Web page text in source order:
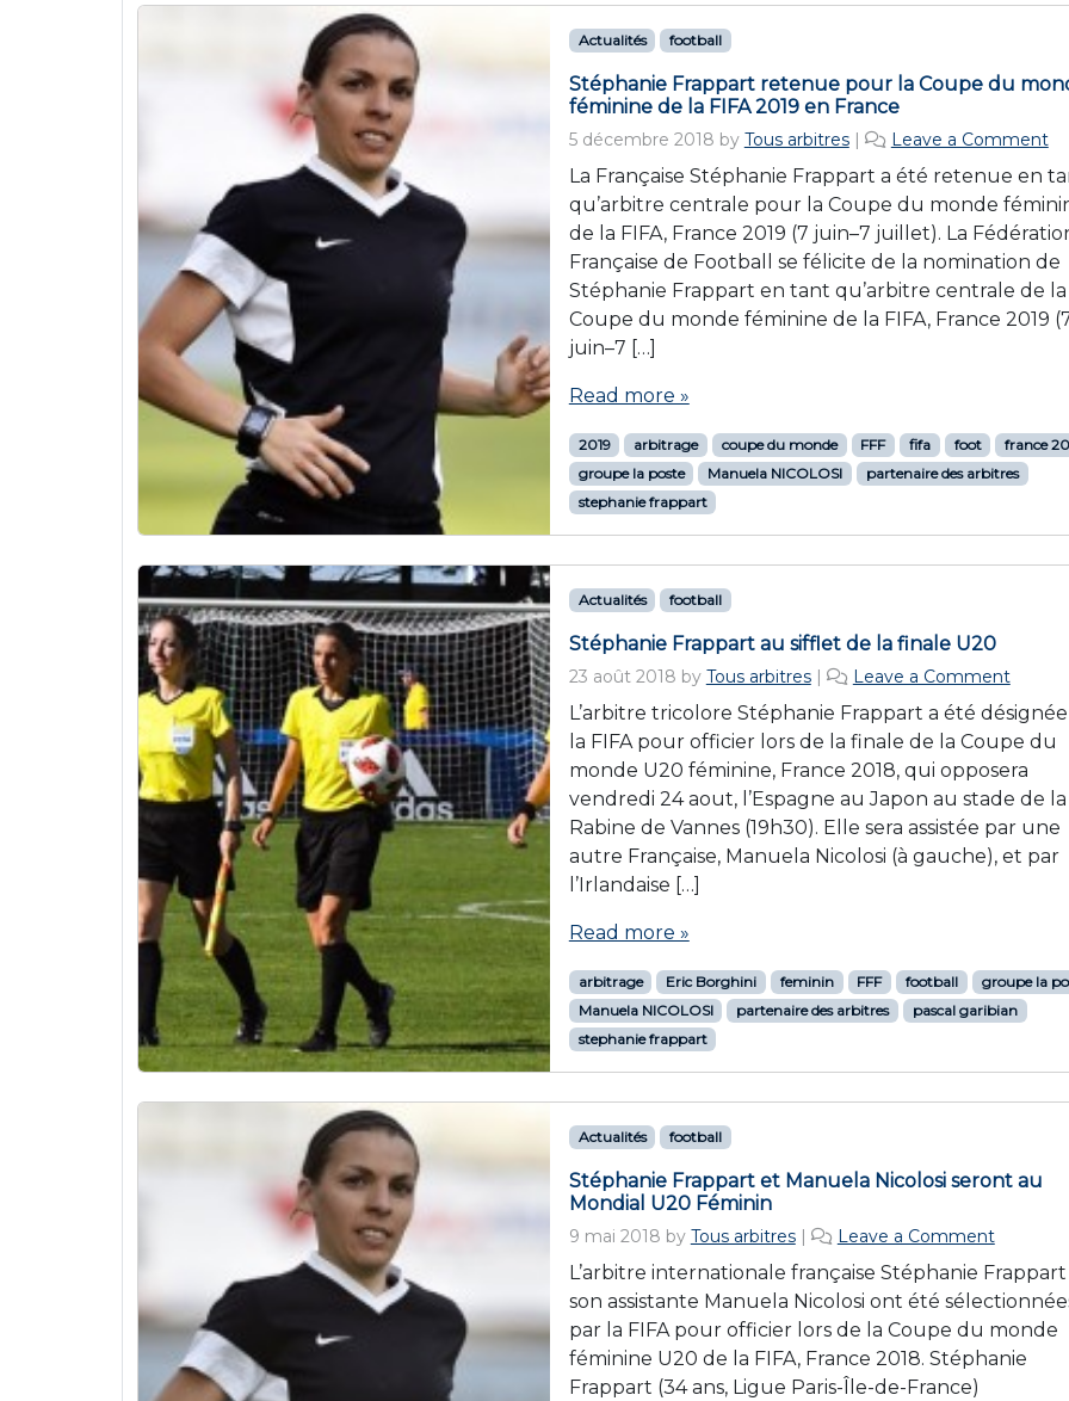
Actualités football
Stéphanie Frappart retenue pour la Coupe du
féminine de la FIFA 2019 en France
5 décembre 2018 by Tous arbitres | Leave a Comment
La Française Stéphanie Frappart a été retenue en
qu’arbitre centrale pour la Coupe du monde
de la FIFA, France 2019 (7 juin–7 juillet). La
Française de Football se félicite de la nomination de
Stéphanie Frappart en tant qu’arbitre centrale de la
Coupe du monde féminine de la FIFA, France 2019
juin–7 […]
Read more »
2019 arbitrage coupe du monde FFF fifa foot
france
groupe la poste
Manuela NICOLOSI
partenaire des arbitres
stephanie frappart
Actualités football
Stéphanie Frappart au sifflet de la finale U20
23 août 2018 by Tous arbitres | Leave a Comment
L’arbitre tricolore Stéphanie Frappart a été
la FIFA pour officier lors de la finale de la Coupe du
monde U20 féminine, France 2018, qui opposera
vendredi 24 aout, l’Espagne au Japon au stade de la
Rabine de Vannes (19h30). Elle sera assistée par une
autre Française, Manuela Nicolosi (à gauche), et par
l’Irlandaise […]
Read more »
arbitrage Eric Borghini feminin FFF football
groupe la
Manuela NICOLOSI
partenaire des arbitres
pascal garibian
stephanie frappart
Actualités football
Stéphanie Frappart et Manuela Nicolosi seront au
Mondial U20 Féminin
9 mai 2018 by Tous arbitres | Leave a Comment
L’arbitre internationale française Stéphanie
son assistante Manuela Nicolosi ont été
par la FIFA pour officier lors de la Coupe du monde
féminine U20 de la FIFA, France 2018. Stéphanie
Frappart (34 ans, Ligue Paris-Île-de-France)